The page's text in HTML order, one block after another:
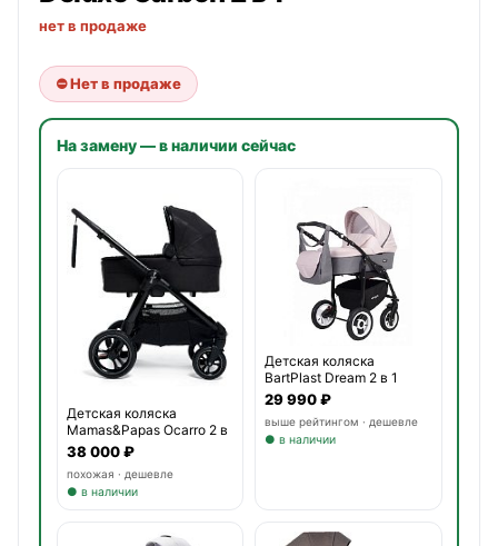
нет в продаже
⛔ Нет в продаже
На замену — в наличии сейчас
Детская коляска
Mamas&Papas Ocarro 2 в
1
38 000 ₽
похожая · дешевле
● в наличии
Детская коляска
BartPlast Dream 2 в 1
29 990 ₽
выше рейтингом · дешевле
● в наличии